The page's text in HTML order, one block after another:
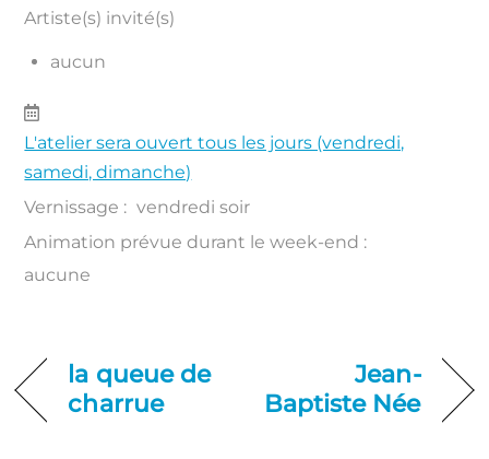
Artiste(s) invité(s)
aucun
L'atelier sera ouvert tous les jours (vendredi,
samedi, dimanche)
Vernissage : vendredi soir
Animation prévue durant le week-end :
aucune
la queue de
charrue
Jean-
Baptiste Née